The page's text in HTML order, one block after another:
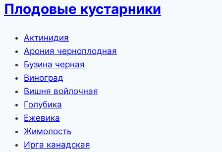
Плодовые кустарники
Актинидия
Арония черноплодная
Бузина черная
Виноград
Вишня войлочная
Голубика
Ежевика
Жимолость
Ирга канадская